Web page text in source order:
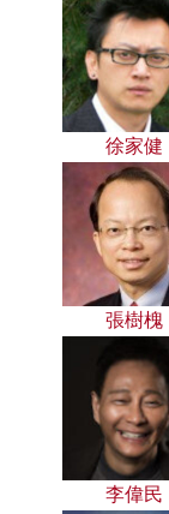
徐家健
張樹槐
李偉民